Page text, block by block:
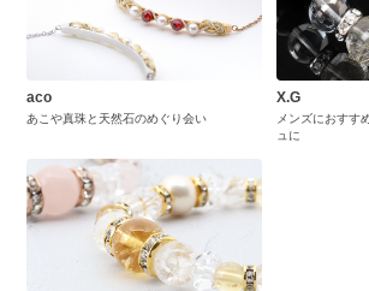
aco
あこや真珠と天然石のめぐり会い
X.G
メンズにおすす
ュに